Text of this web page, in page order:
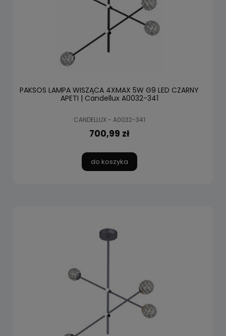
PAKSOS LAMPA WISZĄCA 4XMAX 5W G9 LED CZARNY
APETI | Candellux A0032-341
CANDELLUX - A0032-341
700,99 zł
do koszyka